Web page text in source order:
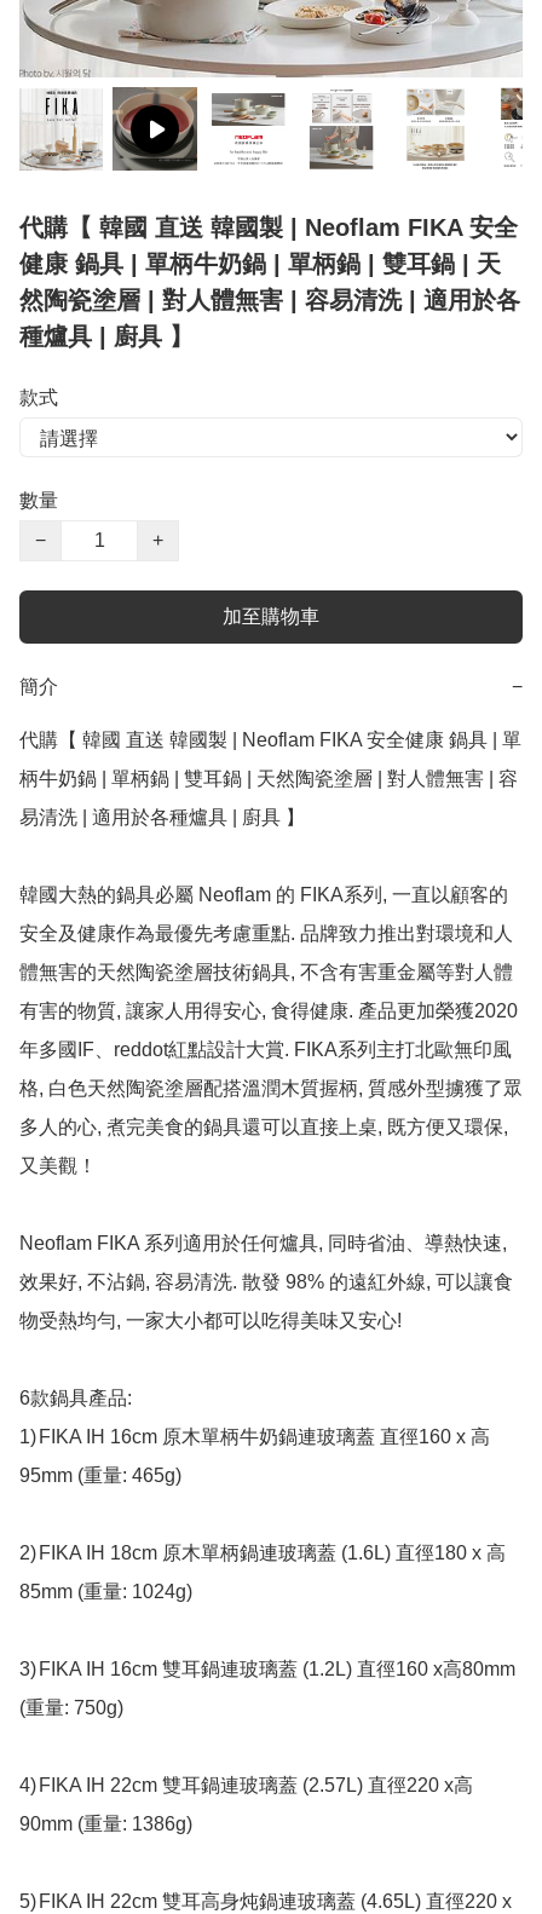
代購【 韓國 直送 韓國製 | Neoflam FIKA 安全
健康 鍋具 | 單柄牛奶鍋 | 單柄鍋 | 雙耳鍋 | 天
然陶瓷塗層 | 對人體無害 | 容易清洗 | 適用於各
種爐具 | 廚具 】
款式
數量
−
+
加至購物車
簡介 −
代購【 韓國 直送 韓國製 | Neoflam FIKA 安全健康 鍋具 | 單
柄牛奶鍋 | 單柄鍋 | 雙耳鍋 | 天然陶瓷塗層 | 對人體無害 | 容
易清洗 | 適用於各種爐具 | 廚具 】
韓國大熱的鍋具必屬 Neoflam 的 FIKA系列, 一直以顧客的
安全及健康作為最優先考慮重點. 品牌致力推出對環境和人
體無害的天然陶瓷塗層技術鍋具, 不含有害重金屬等對人體
有害的物質, 讓家人用得安心, 食得健康. 產品更加榮獲2020
年多國IF、reddot紅點設計大賞. FIKA系列主打北歐無印風
格, 白色天然陶瓷塗層配搭溫潤木質握柄, 質感外型擄獲了眾
多人的心, 煮完美食的鍋具還可以直接上桌, 既方便又環保,
又美觀！
Neoflam FIKA 系列適用於任何爐具, 同時省油、導熱快速,
效果好, 不沾鍋, 容易清洗. 散發 98% 的遠紅外線, 可以讓食
物受熱均勻, 一家大小都可以吃得美味又安心!
6款鍋具產品:
1)	FIKA IH 16cm 原木單柄牛奶鍋連玻璃蓋 直徑160 x 高
95mm (重量: 465g)
2)	FIKA IH 18cm 原木單柄鍋連玻璃蓋 (1.6L) 直徑180 x 高
85mm (重量: 1024g)
3)	FIKA IH 16cm 雙耳鍋連玻璃蓋 (1.2L) 直徑160 x高80mm
(重量: 750g)
4)	FIKA IH 22cm 雙耳鍋連玻璃蓋 (2.57L) 直徑220 x高
90mm (重量: 1386g)
5)	FIKA IH 22cm 雙耳高身炖鍋連玻璃蓋 (4.65L) 直徑220 x